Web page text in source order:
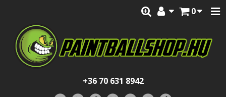
0
+36 70 631 8942